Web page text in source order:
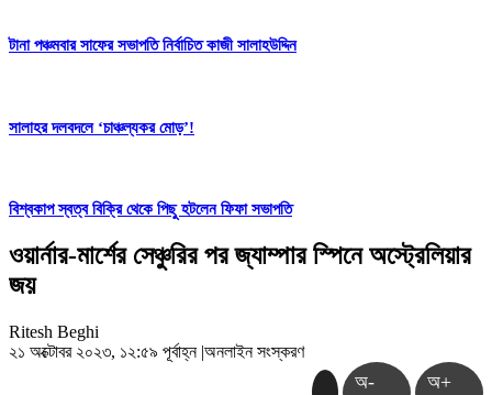
টানা পঞ্চমবার সাফের সভাপতি নির্বাচিত কাজী সালাহউদ্দিন
সালাহর দলবদলে ‘চাঞ্চল্যকর মোড়’!
বিশ্বকাপ স্বত্ব বিক্রি থেকে পিছু হটলেন ফিফা সভাপতি
ওয়ার্নার-মার্শের সেঞ্চুরির পর জ্যাম্পার স্পিনে অস্ট্রেলিয়ার
জয়
Ritesh Beghi
২১ অক্টোবর ২০২৩, ১২:৫৯ পূর্বাহ্ন |অনলাইন সংস্করণ
অ- অ+